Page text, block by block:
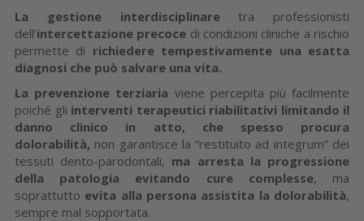
La gestione interdisciplinaretra professionisti
dell’intercettazione precoce di condizioni cliniche a rischio
permette di richiedere tempestivamente una esatta
diagnosi che può salvare una vita.
La prevenzione terziaria viene percepita più facilmente
poiché gli interventi terapeutici riabilitativi limitando il
danno clinico in atto, che spesso procura
dolorabilità, non garantisce la “restituito ad integrum” dei
tessuti dento-parodontali, ma arresta la progressione
della patologia evitando cure complesse, ma
soprattutto evita alla persona assistita la dolorabilità,
sempre mal sopportata.